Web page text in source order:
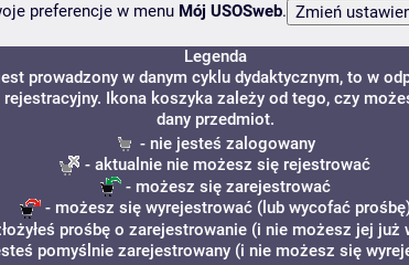
preferencje w menu Mój USOSweb.
Legenda
prowadzony w danym cyklu dydaktycznym, to w
Ikona koszyka zależy od tego, czy
dany przedmiot.
- nie jesteś zalogowany
- aktualnie nie możesz się rejestrować
- możesz się zarejestrować
- możesz się wyrejestrować (lub wycofać
prośbę o zarejestrowanie (i nie możesz jej już
pomyślnie zarejestrowany (i nie możesz się